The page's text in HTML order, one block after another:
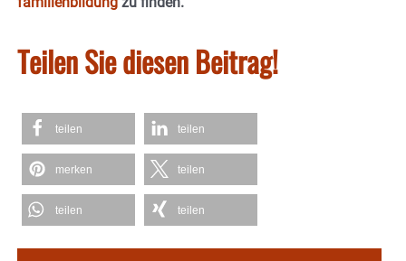
Teilen Sie diesen Beitrag!
teilen teilen
merken teilen
teilen teilen